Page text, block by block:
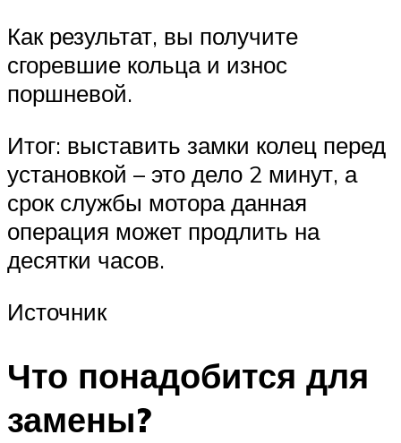
Как результат, вы получите
сгоревшие кольца и износ
поршневой.
Итог: выставить замки колец перед
установкой – это дело 2 минут, а
срок службы мотора данная
операция может продлить на
десятки часов.
Источник
Что понадобится для
замены?